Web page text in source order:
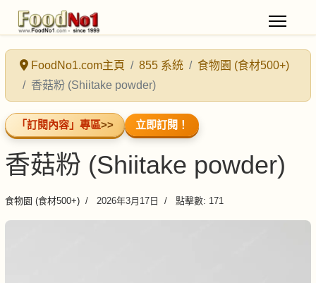
FoodNo1.com主頁 855 系統
食物園 (食材500+)
香菇粉 (Shiitake powder)
「訂閱內容」專區>> 立即訂閱！
香菇粉 (Shiitake powder)
食物園 (食材500+) 2026年3月17日 點擊數: 171